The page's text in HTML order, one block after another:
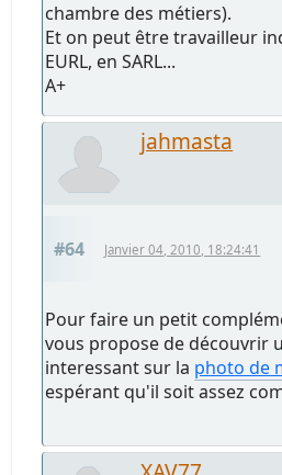
chambre des métiers).
Et on peut être travailleur
EURL, en SARL...
A+
jahmasta
#64 Janvier 04, 2010, 18:24:41
Pour faire un petit
vous propose de découvrir
interessant sur la photo de
espérant qu'il soit assez